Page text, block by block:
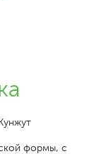
формы, с